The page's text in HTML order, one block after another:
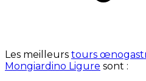
Les meilleurs tours
Mongiardino Ligure sont :